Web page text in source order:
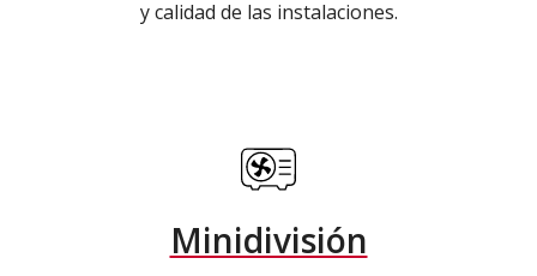
y calidad de las instalaciones.
Minidivisión